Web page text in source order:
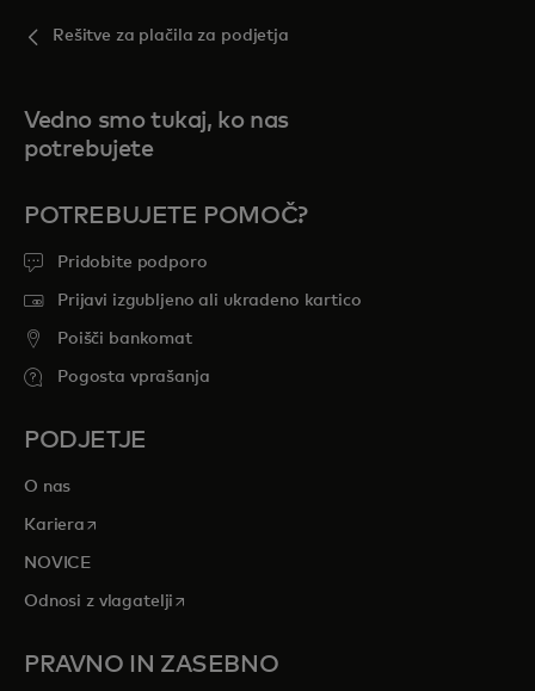
Rešitve za plačila za podjetja
Vedno smo tukaj, ko nas
potrebujete
POTREBUJETE POMOČ?
Pridobite podporo
Prijavi izgubljeno ali ukradeno kartico
Poišči bankomat
Pogosta vprašanja
PODJETJE
O nas
Kariera opens in a new tab
NOVICE
Odnosi z vlagatelji opens in a new tab
PRAVNO IN ZASEBNO